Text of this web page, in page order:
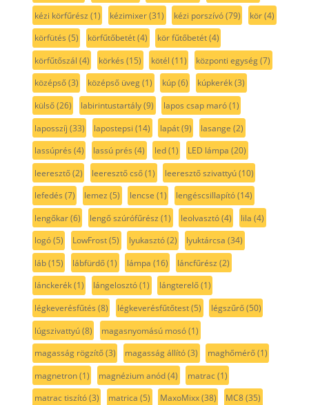
kézi körfűrész (1) kézimixer(31) kézi porszívó(79) kör(4)
körfütés (5) körfűtőbetét(4) kör fűtőbetét(4)
körfűtőszál (4) körkés (15) kötél (11) központi egység(7)
középső(3) középső üveg(1) kúp(6) kúpkerék(3)
külső(26) labirintustartály(9) lapos csap maró(1)
laposszíj (33) lapostepsi (14) lapát(9) lasange (2)
lassúprés (4) lassú prés (4) led(1) LED lámpa (20)
leeresztő(2) leeresztő cső(1) leeresztő szivattyú(10)
lefedés (7) lemez (5) lencse (1) lengéscsillapító(14)
lengőkar(6) lengő szúrófűrész (1) leolvasztó(4) lila (4)
logó(5) LowFrost(5) lyukasztó(2) lyuktárcsa (34)
láb(15) lábfürdő(1) lámpa (16) láncfűrész (2)
lánckerék(1) lángelosztó(1) lángterelő(1)
légkeverésfűtés (8) légkeverésfűtőtest(5) légszűrő(50)
lúgszivattyú(8) magasnyomású mosó(1)
magasság rögzítő(3) magasság állító(3) maghőmérő(1)
magnetron(1) magnézium anód(4) matrac(1)
matrac tiszító(3) matrica (5) MaxoMixx(38) MC8(35)